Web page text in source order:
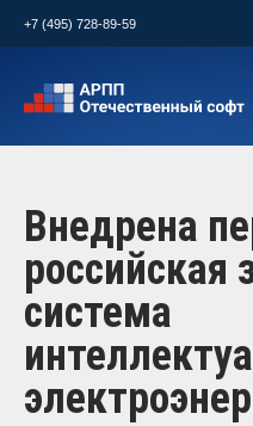
+7 (495) 728-89-59
Внедрена
система